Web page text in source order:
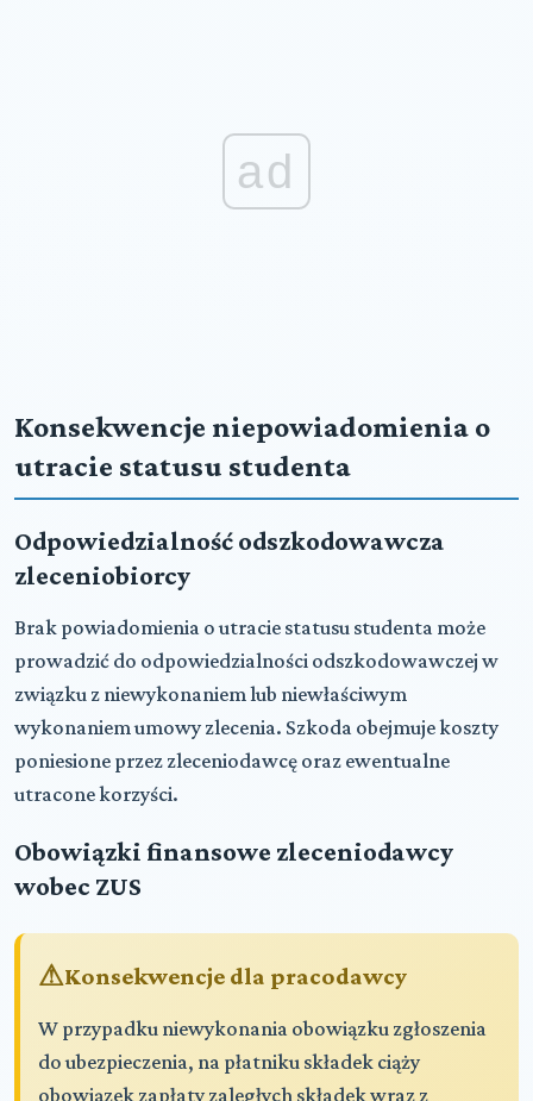
ad
Konsekwencje niepowiadomienia o
utracie statusu studenta
Odpowiedzialność odszkodowawcza
zleceniobiorcy
Brak powiadomienia o utracie statusu studenta może
prowadzić do odpowiedzialności odszkodowawczej w
związku z niewykonaniem lub niewłaściwym
wykonaniem umowy zlecenia. Szkoda obejmuje koszty
poniesione przez zleceniodawcę oraz ewentualne
utracone korzyści.
Obowiązki finansowe zleceniodawcy
wobec ZUS
Konsekwencje dla pracodawcy
W przypadku niewykonania obowiązku zgłoszenia
do ubezpieczenia, na płatniku składek ciąży
obowiązek zapłaty zaległych składek wraz z